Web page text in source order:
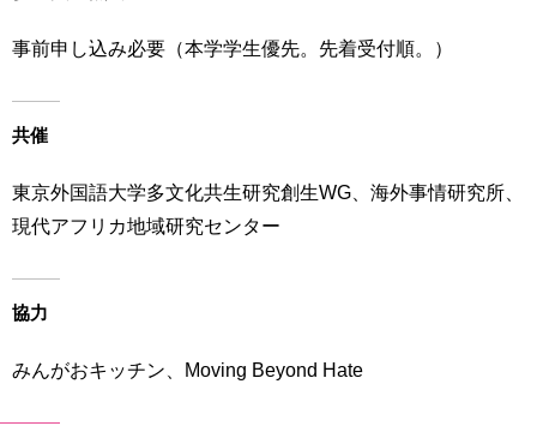
事前申し込み必要（本学学生優先。先着受付順。）
共催
東京外国語大学多文化共生研究創生WG、海外事情研究所、
現代アフリカ地域研究センター
協力
みんがおキッチン、Moving Beyond Hate